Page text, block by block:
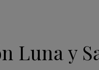
Luna y